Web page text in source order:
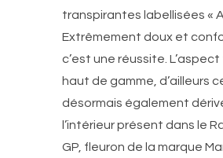
transpirantes labellisées «
Extrêmement doux et
c’est une réussite.
haut de gamme, d’ailleurs
désormais également
l’intérieur présent dans le
GP, fleuron de la marque